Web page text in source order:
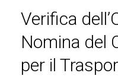
Verifica
Nomina del
per il